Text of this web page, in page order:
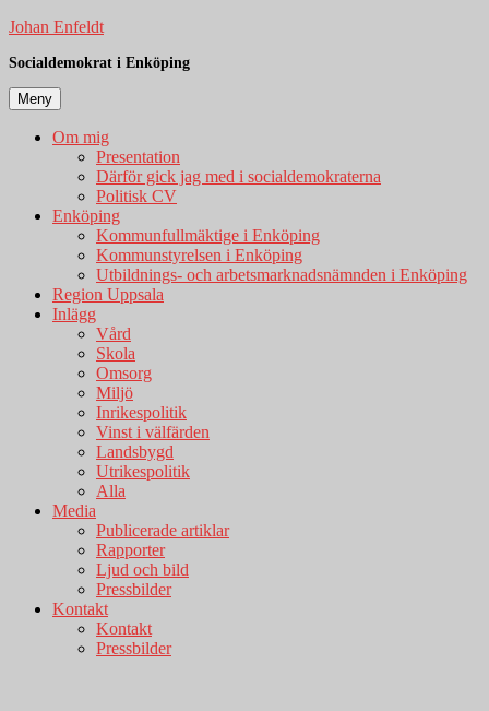
Hoppa
innehåll
Johan Enfeldt
Socialdemokrat i Enköping
Meny
Om mig
Presentation
Därför gick jag med i socialdemokraterna
Politisk CV
Enköping
Kommunfullmäktige i Enköping
Kommunstyrelsen i Enköping
Utbildnings- och arbetsmarknadsnämnden i Enköping
Region Uppsala
Inlägg
Vård
Skola
Omsorg
Miljö
Inrikespolitik
Vinst i välfärden
Landsbygd
Utrikespolitik
Alla
Media
Publicerade artiklar
Rapporter
Ljud och bild
Pressbilder
Kontakt
Kontakt
Pressbilder